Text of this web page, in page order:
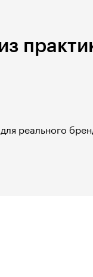
реального